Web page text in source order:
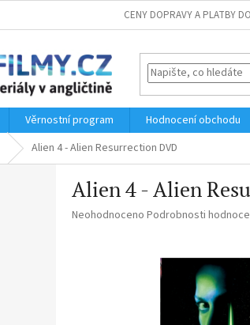
CENY DOPRAVY A PLATBY
Věrnostní program Hodnocení obchodu
Alien 4 - Alien Resurrection DVD
Alien 4 - Alien
Průměrné
Neohodnoceno Podrobnosti